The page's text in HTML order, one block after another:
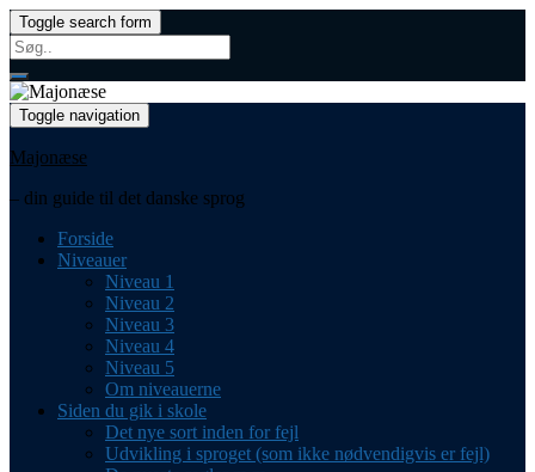
Toggle search form
Search
for:
Toggle navigation
Majonæse
– din guide til det danske sprog
Forside
Niveauer
Niveau 1
Niveau 2
Niveau 3
Niveau 4
Niveau 5
Om niveauerne
Siden du gik i skole
Det nye sort inden for fejl
Udvikling i sproget (som ikke nødvendigvis er fejl)